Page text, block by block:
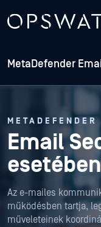
MetaDefender
Email
esetében
Az e-mailes
működésben tartja,
műveleteinek